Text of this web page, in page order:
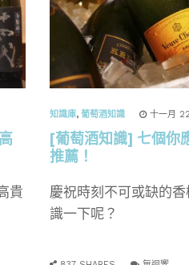
貴
知識庫, 葡萄酒知識 十一月
[葡萄酒知識] 七個你
推薦！
慶祝時刻不可或缺的
識一下呢？